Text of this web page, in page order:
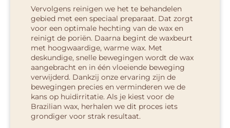
Vervolgens reinigen we het te behandelen
gebied met een speciaal preparaat. Dat zorgt
voor een optimale hechting van de wax en
reinigt de poriën. Daarna begint de waxbeurt
met hoogwaardige, warme wax. Met
deskundige, snelle bewegingen wordt de wax
aangebracht en in één vloeiende beweging
verwijderd. Dankzij onze ervaring zijn de
bewegingen precies en verminderen we de
kans op huidirritatie. Als je kiest voor de
Brazilian wax, herhalen we dit proces iets
grondiger voor strak resultaat.